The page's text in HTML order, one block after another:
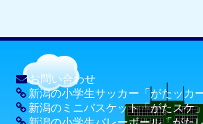
お問い合わせ
新潟の小学生サッカー「がたッカー
新潟のミニバスケット「がたスケ